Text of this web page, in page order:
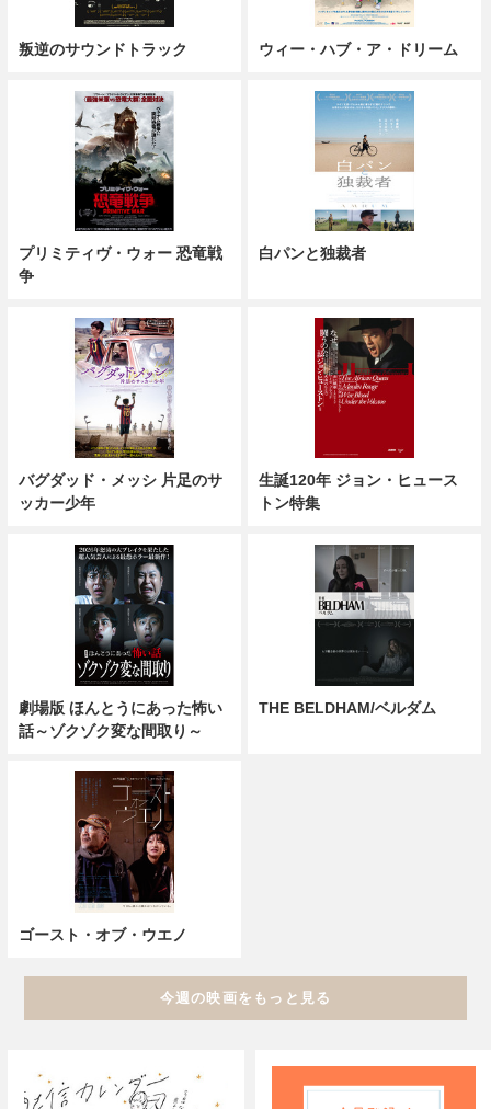
叛逆のサウンドトラック ウィー・ハブ・ア・ドリーム
プリミティヴ・ウォー 恐竜戦
争
白パンと独裁者
バグダッド・メッシ 片足のサ
ッカー少年
生誕120年 ジョン・ヒュース
トン特集
劇場版 ほんとうにあった怖い
話～ゾクゾク変な間取り～
THE BELDHAM/ベルダム
ゴースト・オブ・ウエノ
今週の映画をもっと見る